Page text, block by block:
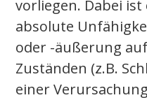
vorliegen. Dabei
absolute
oder -äußerung
Zuständen (z.B.
einer